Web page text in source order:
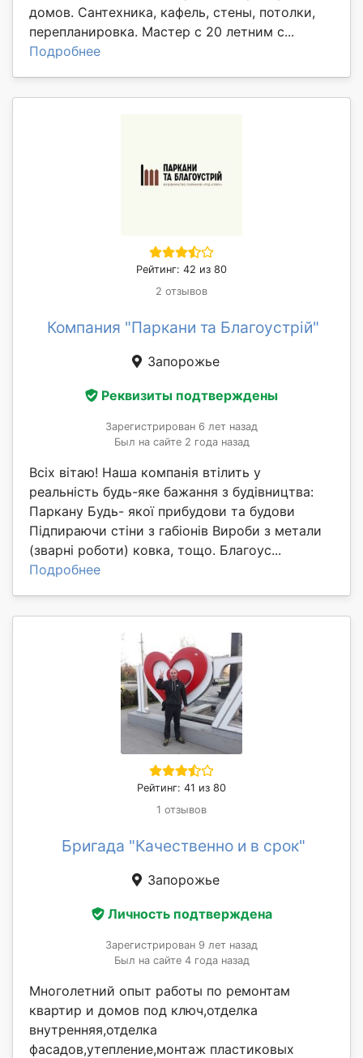
домов. Сантехника, кафель, стены, потолки,
перепланировка. Мастер с 20 летним с...
Подробнее
Рейтинг: 42 из 80
2 отзывов
Компания "Паркани та Благоустрій"
Запорожье
Реквизиты подтверждены
Зарегистрирован 6 лет назад
Был на сайте 2 года назад
Всіх вітаю! Наша компанія втілить у
реальність будь-яке бажання з будівництва:
Паркану Будь- якої прибудови та будови
Підпираючи стіни з габіонів Вироби з метали
(зварні роботи) ковка, тощо. Благоус...
Подробнее
Рейтинг: 41 из 80
1 отзывов
Бригада "Качественно и в срок"
Запорожье
Личность подтверждена
Зарегистрирован 9 лет назад
Был на сайте 4 года назад
Многолетний опыт работы по ремонтам
квартир и домов под ключ,отделка
внутренняя,отделка
фасадов,утепление,монтаж пластиковых